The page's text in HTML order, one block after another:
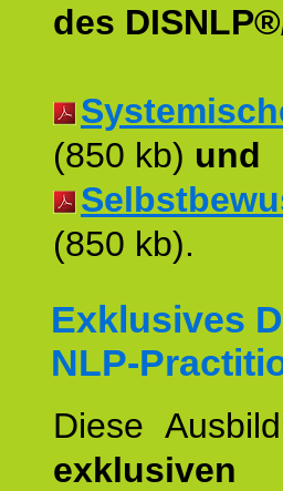
des
(850 kb) und
(850 kb).
Exklusives
NLP-
Diese